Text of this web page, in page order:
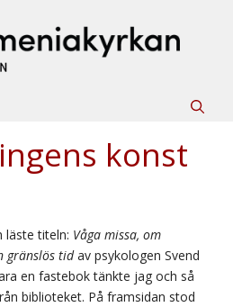
konst
läste titeln: Våga missa, om
gränslös tidav psykologen Svend
en fastebok tänkte jag och så
biblioteket. På framsidan stod